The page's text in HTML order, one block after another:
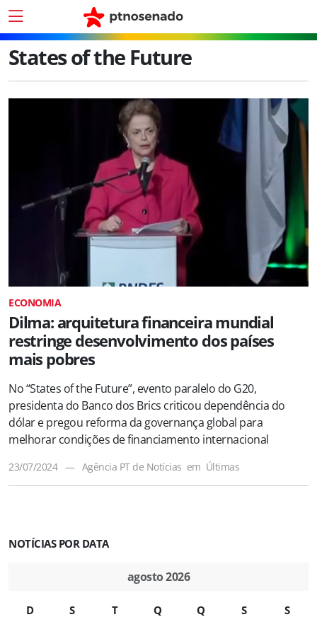
States of the Future
ECONOMIA
Dilma: arquitetura financeira mundial
restringe desenvolvimento dos países
mais pobres
No “States of the Future”, evento paralelo do G20,
presidenta do Banco dos Brics criticou dependência do
dólar e pregou reforma da governança global para
melhorar condições de financiamento internacional
23/07/2024 — Agência PT de Notícias em Últimas
NOTÍCIAS POR DATA
agosto 2026
D S T Q Q S S